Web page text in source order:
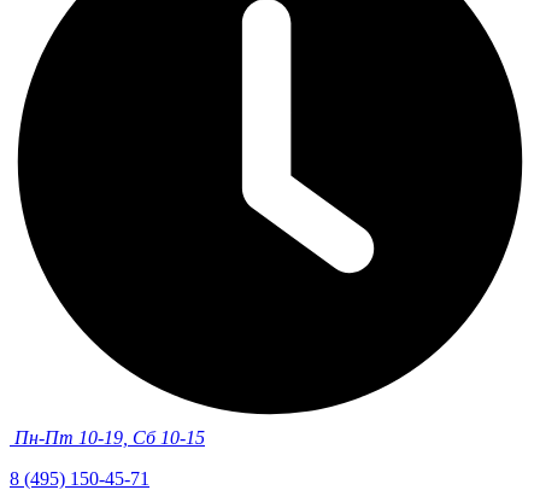
Пн-Пт 10-19, Сб 10-15
8 (495) 150-45-71